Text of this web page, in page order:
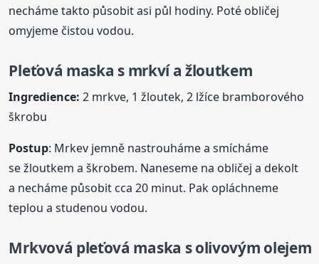
necháme takto působit asi půl hodiny. Poté obličej
omyjeme čistou vodou.
Pleťová maska s mrkví a žloutkem
Ingredience: 2 mrkve, 1 žloutek, 2 lžíce bramborového
škrobu
Postup: Mrkev jemně nastrouháme a smícháme
se žloutkem a škrobem. Naneseme na obličej a dekolt
a necháme působit cca 20 minut. Pak opláchneme
teplou a studenou vodou.
Mrkvová pleťová maska s olivovým olejem